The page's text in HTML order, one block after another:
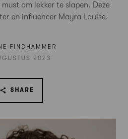
om lekker te slapen. Deze
en influencer Mayra Louise.
FINDHAMMER
2023
SHARE